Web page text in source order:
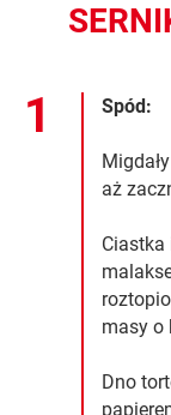
Spód:
aż
Ciastka
masy o
Dno